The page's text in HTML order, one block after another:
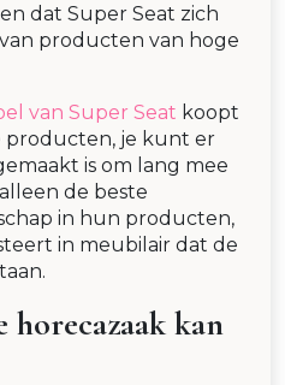
dat Super Seat zich
producten van hoge
van Super Seat koopt
producten, je kunt er
is om lang mee
de beste
in hun producten,
in meubilair dat de
horecazaak kan